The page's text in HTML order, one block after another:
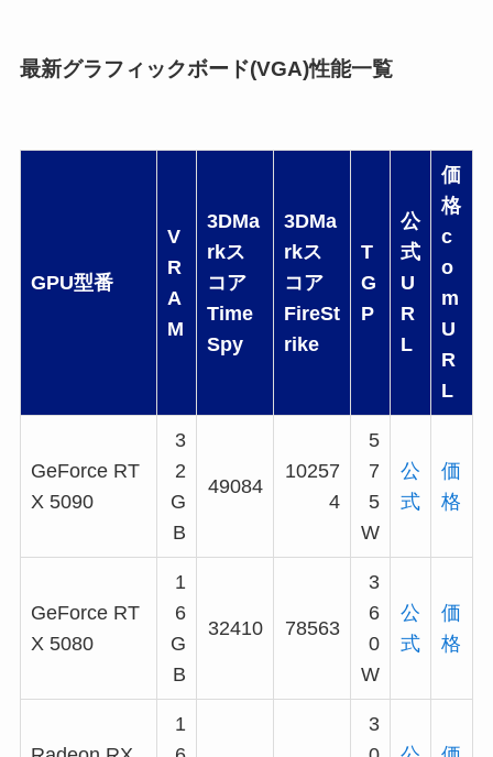
最新グラフィックボード(VGA)性能一覧
GPU型番
V
R
A
M
3DMa
rkス
コア
Time
Spy
3DMa
rkス
コア
FireSt
rike
T
G
P
公
式
U
R
L
価
格
c
o
m
U
R
L
GeForce RT
X 5090
3
2
G
B
49084
10257
4
5
7
5
W
公
式
価
格
GeForce RT
X 5080
1
6
G
B
32410 78563
3
6
0
W
公
式
価
格
1
3